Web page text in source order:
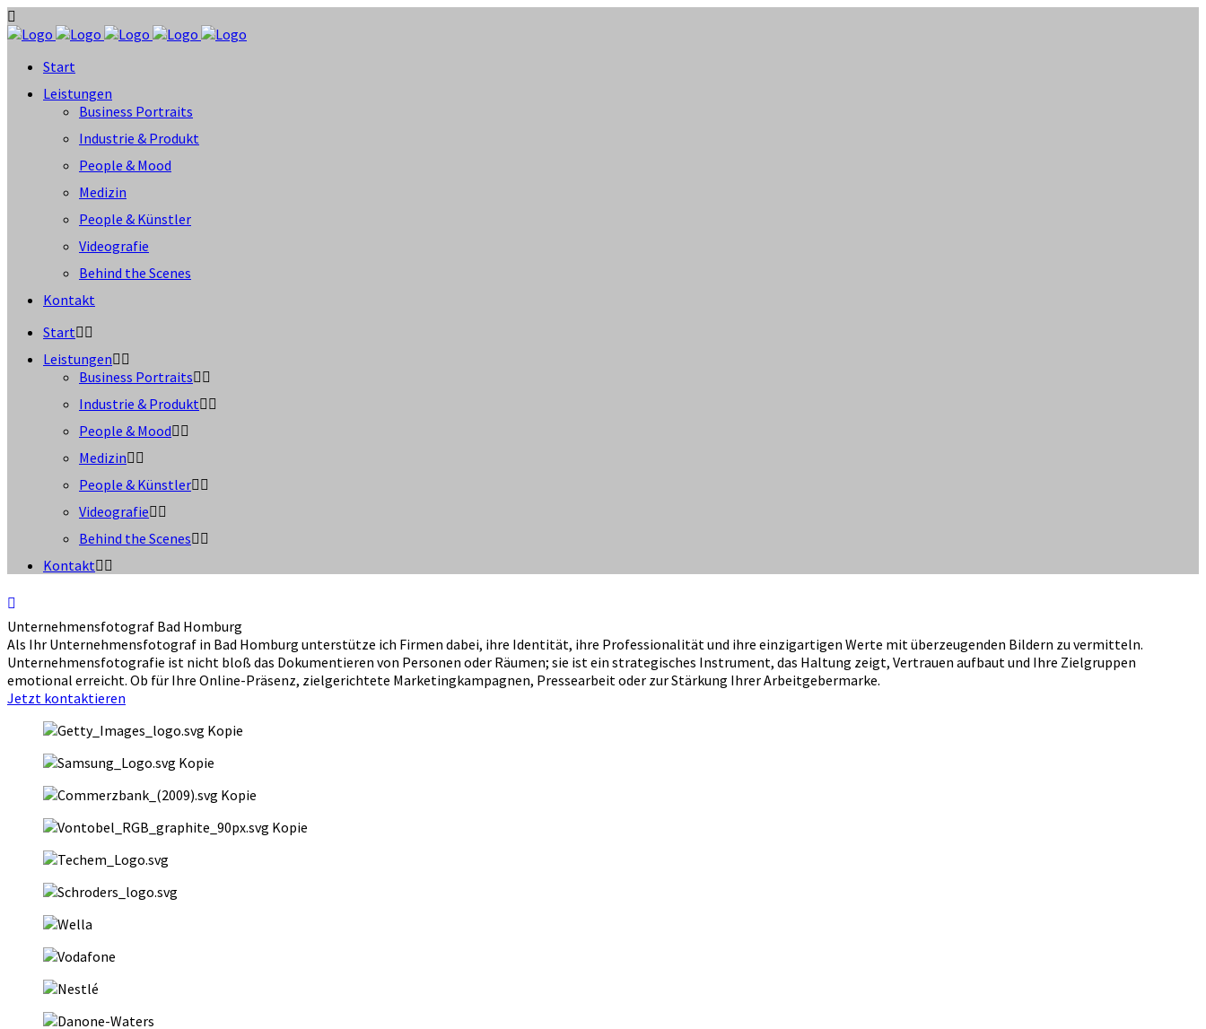
Start
Leistungen
Business Portraits
Industrie & Produkt
People & Mood
Medizin
People & Künstler
Videografie
Behind the Scenes
Kontakt
Start
Leistungen
Business Portraits
Industrie & Produkt
People & Mood
Medizin
People & Künstler
Videografie
Behind the Scenes
Kontakt
Unternehmensfotograf Bad Homburg
Als Ihr Unternehmensfotograf in Bad Homburg unterstütze ich Firmen dabei, ihre Identität, ihre Professionalität und ihre einzigartigen Werte mit überzeugenden Bildern zu vermitteln.
Unternehmensfotografie ist nicht bloß das Dokumentieren von Personen oder Räumen; sie ist ein strategisches Instrument, das Haltung zeigt, Vertrauen aufbaut und Ihre Zielgruppen
emotional erreicht. Ob für Ihre Online-Präsenz, zielgerichtete Marketingkampagnen, Pressearbeit oder zur Stärkung Ihrer Arbeitgebermarke.
Jetzt kontaktieren